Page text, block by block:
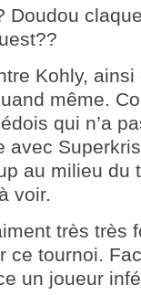
Doudou
Kohly, ainsi
même.
qui n’a
au milieu du
voir.
très très
ce tournoi.
un joueur